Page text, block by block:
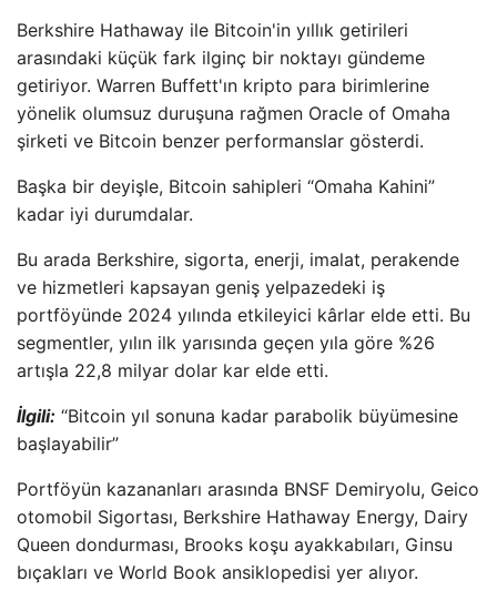
Berkshire Hathaway ile Bitcoin'in yıllık getirileri
arasındaki küçük fark ilginç bir noktayı gündeme
getiriyor. Warren Buffett'ın kripto para birimlerine
yönelik olumsuz duruşuna rağmen Oracle of Omaha
şirketi ve Bitcoin benzer performanslar gösterdi.
Başka bir deyişle, Bitcoin sahipleri “Omaha Kahini”
kadar iyi durumdalar.
Bu arada Berkshire, sigorta, enerji, imalat, perakende
ve hizmetleri kapsayan geniş yelpazedeki iş
portföyünde 2024 yılında etkileyici kârlar elde etti. Bu
segmentler, yılın ilk yarısında geçen yıla göre %26
artışla 22,8 milyar dolar kar elde etti.
İlgili: “Bitcoin yıl sonuna kadar parabolik büyümesine
başlayabilir”
Portföyün kazananları arasında BNSF Demiryolu, Geico
otomobil Sigortası, Berkshire Hathaway Energy, Dairy
Queen dondurması, Brooks koşu ayakkabıları, Ginsu
bıçakları ve World Book ansiklopedisi yer alıyor.